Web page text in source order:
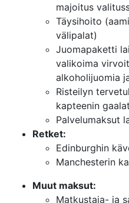
majoitus
Täysihoito
välipalat)
Juomapaketti
valikoima
alkoholijuomia
Risteilyn
kapteenin
Palvelumaksut
Retket:
Edinburghin
Manchesterin
Muut maksut:
Matkustaja- ja